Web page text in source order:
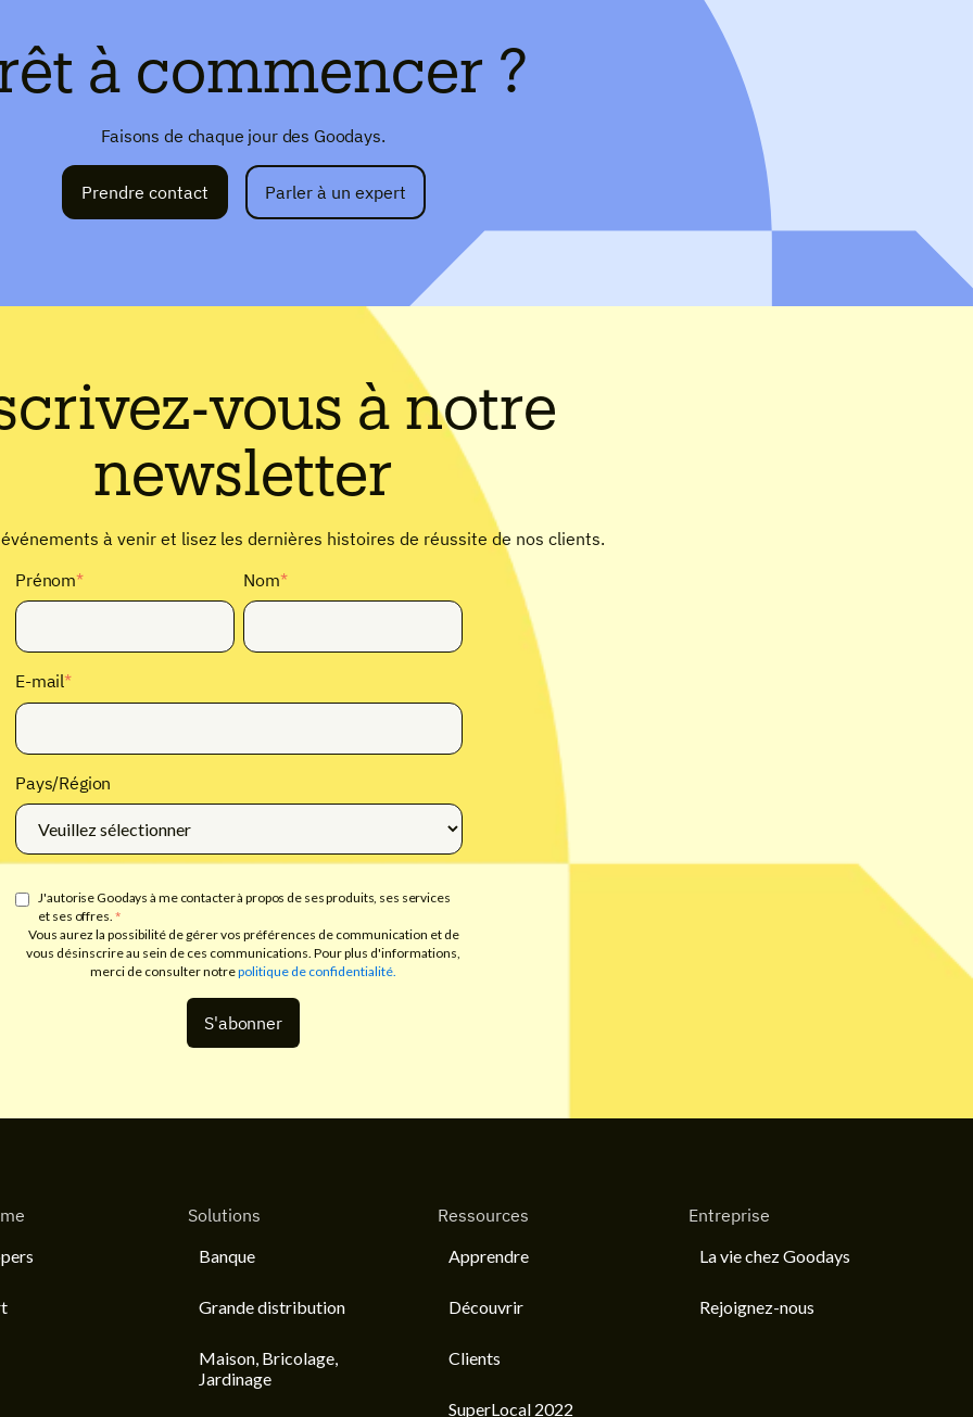
à commencer ?
Faisons de chaque jour des Goodays.
Prendre contact Parler à un expert
vous à notre
newsletter
à venir et lisez les dernières histoires de réussite de nos clients.
Prénom* Nom*
E-mail*
Pays/Région
J'autorise Goodays à me contacter à propos de ses produits, ses services
et ses offres. *
Vous aurez la possibilité de gérer vos préférences de communication et de
vous désinscrire au sein de ces communications. Pour plus d'informations,
merci de consulter notrepolitique de confidentialité.
Solutions
Banque
Grande distribution
Maison, Bricolage,
Jardinage
Ressources
Apprendre
Découvrir
Clients
SuperLocal 2022
Entreprise
La vie chez Goodays
Rejoignez-nous